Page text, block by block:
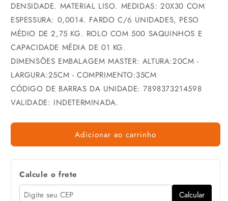
DENSIDADE. MATERIAL LISO. MEDIDAS: 20X30 COM
ESPESSURA: 0,0014. FARDO C/6 UNIDADES, PESO
MÉDIO DE 2,75 KG. ROLO COM 500 SAQUINHOS E
CAPACIDADE MÉDIA DE 01 KG.
DIMENSÕES EMBALAGEM MASTER: ALTURA:20CM -
LARGURA:25CM - COMPRIMENTO:35CM
CÓDIGO DE BARRAS DA UNIDADE: 7898373214598
VALIDADE: INDETERMINADA.
Adicionar ao carrinho
Calcule o frete
Calcular